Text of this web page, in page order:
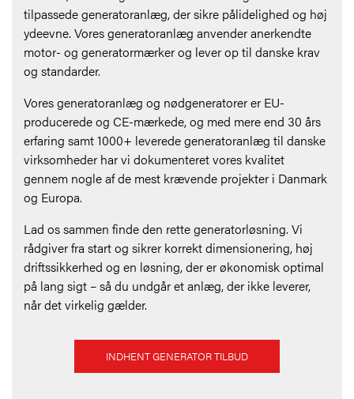
tilpassede generatoranlæg, der sikre pålidelighed og høj
ydeevne. Vores generatoranlæg anvender anerkendte
motor- og generatormærker og lever op til danske krav
og standarder.
Vores generatoranlæg og nødgeneratorer er EU-
producerede og CE-mærkede, og med mere end 30 års
erfaring samt 1000+ leverede generatoranlæg til danske
virksomheder har vi dokumenteret vores kvalitet
gennem nogle af de mest krævende projekter i Danmark
og Europa.
Lad os sammen finde den rette generatorløsning. Vi
rådgiver fra start og sikrer korrekt dimensionering, høj
driftssikkerhed og en løsning, der er økonomisk optimal
på lang sigt – så du undgår et anlæg, der ikke leverer,
når det virkelig gælder.
INDHENT GENERATOR TILBUD